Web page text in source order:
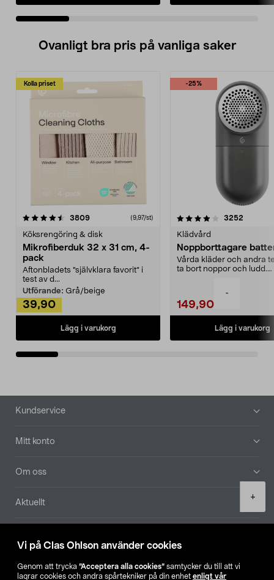
Vi på Clas Ohlson använder cookies
Genom att trycka ”Acceptera alla cookies” samtycker du till att vi
lagrar cookies och andra spårtekniker på din enhet enligt vår
-
+
Ovanligt bra pris på vanliga saker
Kolla priset
3809recensioner (9,97/st)
Köksrengöring & disk
Mikrofiberduk 32 x 31 cm, 4-
pack
Aftonbladets "självklara favorit” i
test av d...
Utförande: Grå/beige
39,90
Lägg i varukorg
-25%
4.0av 5 stjärnor 3252
Klädvård
Noppborttagare
Vårda kläder och andra
ta bort noppor och ludd.
149,90
Lägg i varukorg
4.5av 5 stjärnor
Sidfot
Kundservice
Mitt konto
Om oss
Aktuellt
Hitta butik